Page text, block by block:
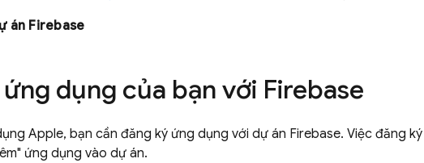
án Firebase
dụng của bạn với Firebase
Apple, bạn cần đăng ký ứng dụng với dự án Firebase. Việc đăng ký
ứng dụng vào dự án.